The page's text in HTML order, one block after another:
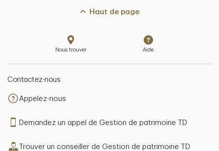
Haut de page
Nous trouver Aide
Contactez-nous
Appelez-nous
Demandez un appel de Gestion de patrimoine TD
Trouver un conseiller de Gestion de patrimoine TD